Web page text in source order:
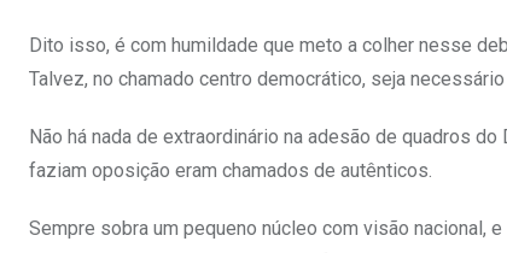
Dito isso, é com humildade que meto a colher nesse
Talvez, no chamado centro democrático, seja
Não há nada de extraordinário na adesão de quadros
faziam oposição eram chamados de autênticos.
Sempre sobra um pequeno núcleo com visão nacional,